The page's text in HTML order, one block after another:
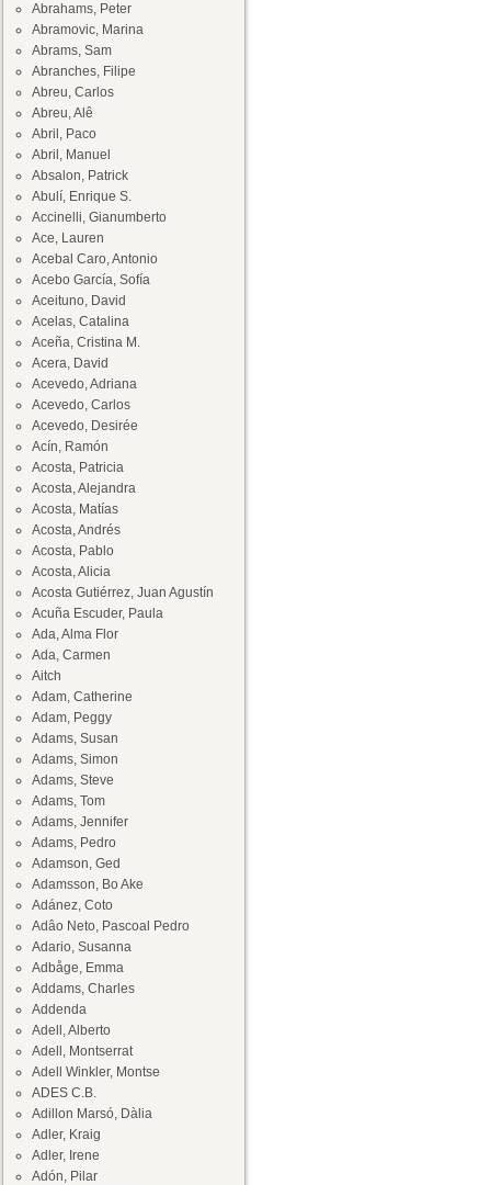
Abrahams, Peter
Abramovic, Marina
Abrams, Sam
Abranches, Filipe
Abreu, Carlos
Abreu, Alê
Abril, Paco
Abril, Manuel
Absalon, Patrick
Abulí, Enrique S.
Accinelli, Gianumberto
Ace, Lauren
Acebal Caro, Antonio
Acebo García, Sofía
Aceituno, David
Acelas, Catalina
Aceña, Cristina M.
Acera, David
Acevedo, Adriana
Acevedo, Carlos
Acevedo, Desirée
Acín, Ramón
Acosta, Patricia
Acosta, Alejandra
Acosta, Matías
Acosta, Andrés
Acosta, Pablo
Acosta, Alicia
Acosta Gutiérrez, Juan Agustín
Acuña Escuder, Paula
Ada, Alma Flor
Ada, Carmen
Aitch
Adam, Catherine
Adam, Peggy
Adams, Susan
Adams, Simon
Adams, Steve
Adams, Tom
Adams, Jennifer
Adams, Pedro
Adamson, Ged
Adamsson, Bo Ake
Adánez, Coto
Adâo Neto, Pascoal Pedro
Adario, Susanna
Adbåge, Emma
Addams, Charles
Addenda
Adell, Alberto
Adell, Montserrat
Adell Winkler, Montse
ADES C.B.
Adillon Marsó, Dàlia
Adler, Kraig
Adler, Irene
Adón, Pilar